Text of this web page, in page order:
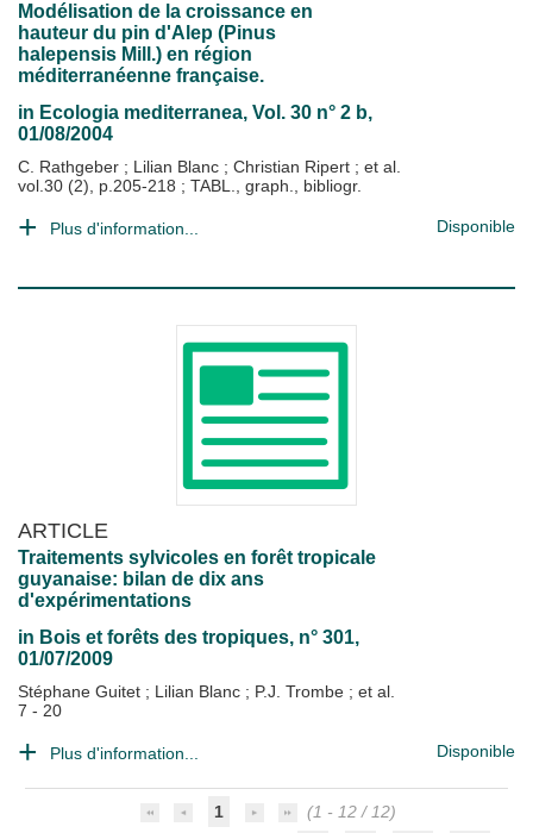
Modélisation de la croissance en
hauteur du pin d'Alep (Pinus
halepensis Mill.) en région
méditerranéenne française.
in Ecologia mediterranea, Vol. 30 n° 2 b,
01/08/2004
C. Rathgeber ; Lilian Blanc ; Christian Ripert ; et al.
vol.30 (2), p.205-218 ; TABL., graph., bibliogr.
Plus d'information... Disponible
ARTICLE
Traitements sylvicoles en forêt tropicale
guyanaise: bilan de dix ans
d'expérimentations
in Bois et forêts des tropiques, n° 301,
01/07/2009
Stéphane Guitet ; Lilian Blanc ; P.J. Trombe ; et al.
7 - 20
Plus d'information... Disponible
1
(1 - 12 / 12)